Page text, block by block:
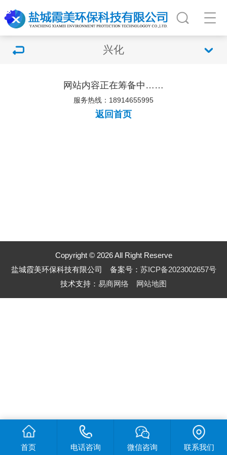
兴化
网站内容正在筹备中……
服务热线：18914655995
返回首页
Copyright © 2026 All Right Reserve
盐城霞美环保科技有限公司 备案号： 苏ICP备2023002657号
技术支持： 易商网络 网站地图
首页 电话咨询 微信咨询 联系我们